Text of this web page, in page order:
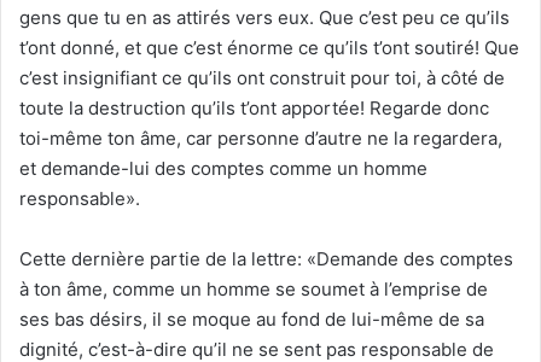
gens que tu en as attirés vers eux. Que c’est peu ce qu’ils
t’ont donné, et que c’est énorme ce qu’ils t’ont soutiré! Que
c’est insignifiant ce qu’ils ont construit pour toi, à côté de
toute la destruction qu’ils t’ont apportée! Regarde donc
toi-même ton âme, car personne d’autre ne la regardera,
et demande-lui des comptes comme un homme
responsable».
Cette dernière partie de la lettre: «Demande des comptes
à ton âme, comme un homme se soumet à l’emprise de
ses bas désirs, il se moque au fond de lui-même de sa
dignité, c’est-à-dire qu’il ne se sent pas responsable de